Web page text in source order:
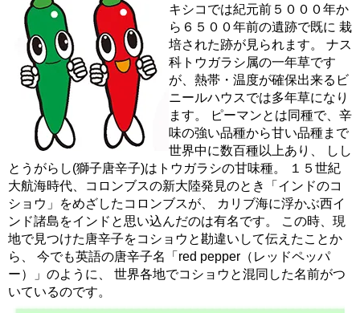
キシコでは紀元前５０００年か
ら６５００年前の遺跡で既に 栽
培された跡が見られます。 ナス
科トウガラシ属の一年草です
が、熱帯・温度が確保出来るビ
ニールハウスでは多年草になり
ます。 ピーマンとは同種で、辛
味の強い品種から甘い品種まで
世界中に数百種以上あり、 しし
とうがらし(獅子唐辛子)はトウガラシの甘味種。 １５世紀
大航海時代、コロンブスの新大陸発見のとき「インドのコ
ショウ」をめざしたコロンブスが、 カリブ海に浮かぶ西イ
ンド諸島をインドと思い込んだのは有名です。 この時、現
地で見つけた唐辛子をコショウと勘違いして伝えたことか
ら、 今でも英語の唐辛子名「red pepper（レッドペッパ
ー）」のように、 世界各地でコショウと混同した名前がつ
いているのです。